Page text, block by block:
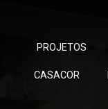
PROJETOS
CASACOR